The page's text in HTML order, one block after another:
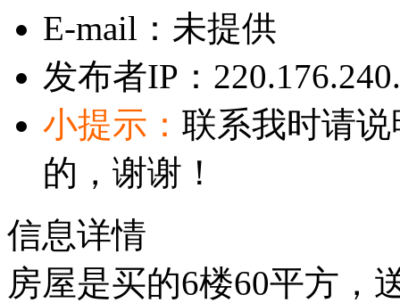
E-mail： 未提供
发布者IP：
小提示： 联系我时请
的，谢谢！
信息详情
房屋是买的6楼60平方，